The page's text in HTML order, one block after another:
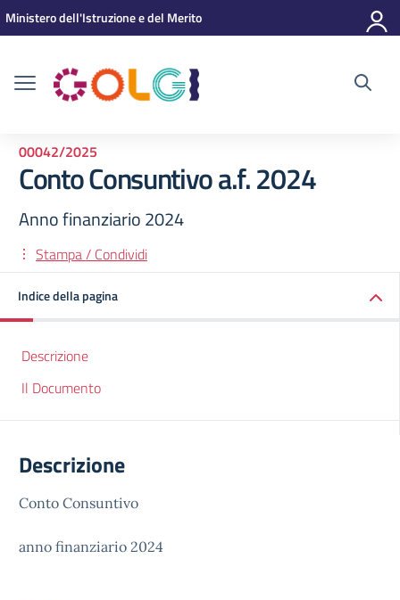
Vai ai contenuti
Vai al menu di navigazione
Vai al footer
Ministero dell'Istruzione e del Merito
00042/2025
Conto Consuntivo a.f. 2024
Anno finanziario 2024
Stampa / Condividi
Indice della pagina
Descrizione
Il Documento
Descrizione
Conto Consuntivo
anno finanziario 2024